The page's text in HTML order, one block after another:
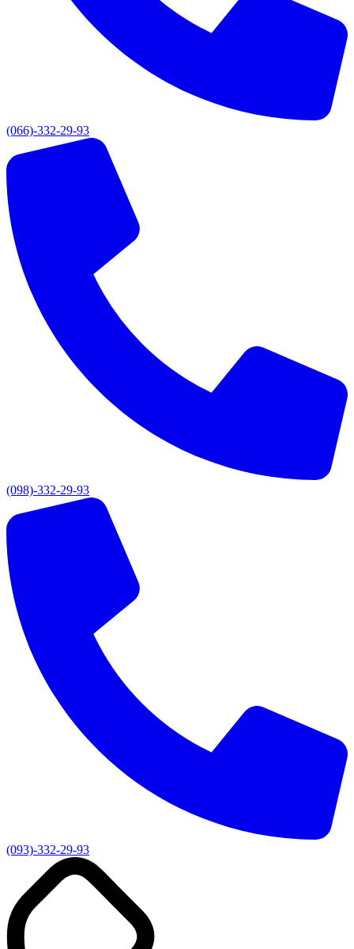
(066)-332-29-93
(098)-332-29-93
(093)-332-29-93